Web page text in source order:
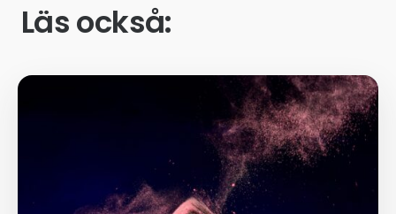
Läs också: